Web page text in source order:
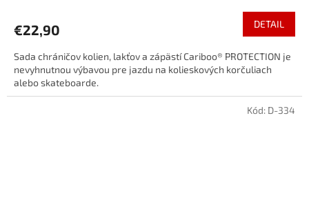
€22,90 DETAIL
Sada chráničov kolien, lakťov a zápästí Cariboo® PROTECTION je
nevyhnutnou výbavou pre jazdu na kolieskových korčuliach
alebo skateboarde.
Kód: D-334